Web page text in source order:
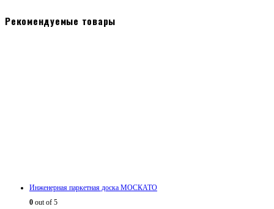
Рекомендуемые товары
Инженерная паркетная доска МОСКАТО
0 out of 5